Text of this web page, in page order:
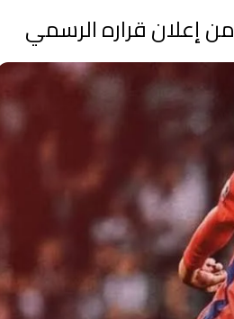
إعلان قراره الرسمي